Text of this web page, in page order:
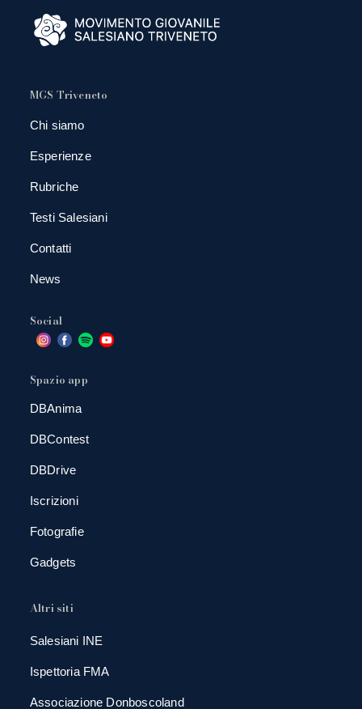
MGS Triveneto
Chi siamo
Esperienze
Rubriche
Testi Salesiani
Contatti
News
Social
Spazio app
DBAnima
DBContest
DBDrive
Iscrizioni
Fotografie
Gadgets
Altri siti
Salesiani INE
Ispettoria FMA
Associazione Donboscoland